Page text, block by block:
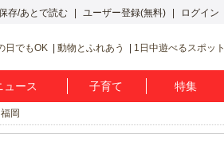
存/あとで読む ユーザー登録(無料) ログイン
日でもOK 動物とふれあう 1日中遊べるスポット
ュース 子育て 特集
福岡